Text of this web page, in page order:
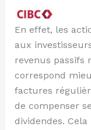
En effet, les
aux
revenus passifs
correspond
factures
de compenser
dividendes.